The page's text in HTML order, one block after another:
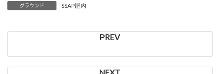
グラウンド SSAP屋内